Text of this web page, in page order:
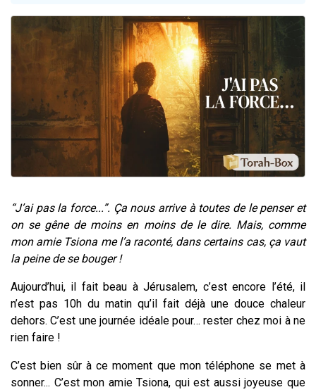
12 nouvelles musiques dans Torah-Box Music
2 personnes viennent de nous rejoindre sur WhatsApp
2 personnes viennent de nous rejoindre sur WhatsApp
“J’ai pas la force...”. Ça nous arrive à toutes de le penser et
on se gêne de moins en moins de le dire. Mais, comme
mon amie Tsiona me l’a raconté, dans certains cas, ça vaut
la peine de se bouger !
Aujourd’hui, il fait beau à Jérusalem, c’est encore l’été, il
n’est pas 10h du matin qu’il fait déjà une douce chaleur
dehors. C’est une journée idéale pour… rester chez moi à ne
rien faire !
C’est bien sûr à ce moment que mon téléphone se met à
sonner... C’est mon amie Tsiona, qui est aussi joyeuse que